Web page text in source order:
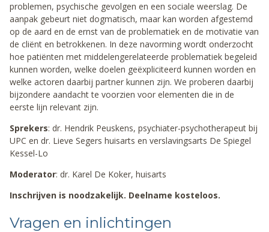
problemen, psychische gevolgen en een sociale weerslag. De
aanpak gebeurt niet dogmatisch, maar kan worden afgestemd
op de aard en de ernst van de problematiek en de motivatie van
de cliënt en betrokkenen. In deze navorming wordt onderzocht
hoe patiënten met middelengerelateerde problematiek begeleid
kunnen worden, welke doelen geëxpliciteerd kunnen worden en
welke actoren daarbij partner kunnen zijn. We proberen daarbij
bijzondere aandacht te voorzien voor elementen die in de
eerste lijn relevant zijn.
Sprekers: dr. Hendrik Peuskens, psychiater-psychotherapeut bij
UPC en dr. Lieve Segers huisarts en verslavingsarts De Spiegel
Kessel-Lo
Moderator: dr. Karel De Koker, huisarts
Inschrijven is noodzakelijk. Deelname kosteloos.
Vragen en inlichtingen